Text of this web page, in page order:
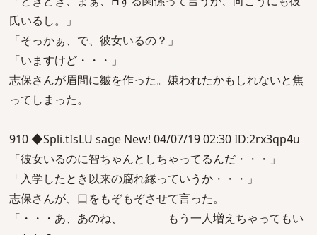
氏いるし。」
「そっかぁ、で、彼女いるの？」
「いますけど・・・」
志保さんが眉間に皺を作った。嫌われたかもしれないと焦
ってしまった。
910 ◆Spli.tIsLU sage New! 04/07/19 02:30 ID:2rx3qp4u
「彼女いるのに智ちゃんとしちゃってるんだ・・・」
「入学したとき以来の腐れ縁っていうか・・・」
志保さんが、口をもぞもぞさせて言った。
「・・・あ、あのね、 もう一人増えちゃってもい